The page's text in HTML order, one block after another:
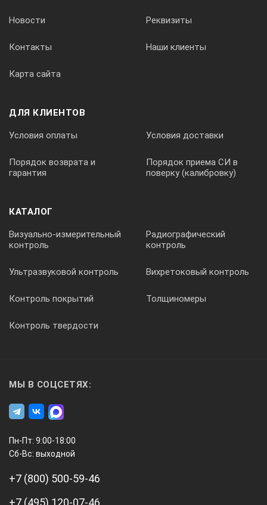
Новости Реквизиты
Контакты Наши клиенты
Карта сайта
ДЛЯ КЛИЕНТОВ
Условия оплаты Условия доставки
Порядок возврата и
гарантия
Порядок приема СИ в
поверку (калибровку)
КАТАЛОГ
Визуально-измерительный
контроль
Радиографический
контроль
Ультразвуковой контроль Вихретоковый контроль
Контроль покрытий Толщиномеры
Контроль твердости
МЫ В СОЦСЕТЯХ:
Пн-Пт: 9:00-18:00
Сб-Вс: выходной
+7 (800) 500-59-46